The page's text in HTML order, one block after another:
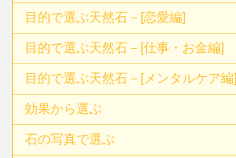
目的で選ぶ天然石－[恋愛編]
目的で選ぶ天然石－[仕事・お金編]
目的で選ぶ天然石－[メンタルケア編]
効果から選ぶ
石の写真で選ぶ